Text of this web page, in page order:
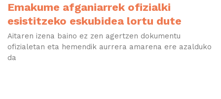
Emakume afganiarrek ofizialki
esistitzeko eskubidea lortu dute
Aitaren izena baino ez zen agertzen dokumentu
ofizialetan eta hemendik aurrera amarena ere azalduko
da